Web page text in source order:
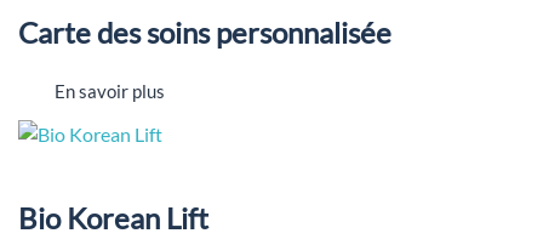
Carte des soins personnalisée
En savoir plus
Bio Korean Lift